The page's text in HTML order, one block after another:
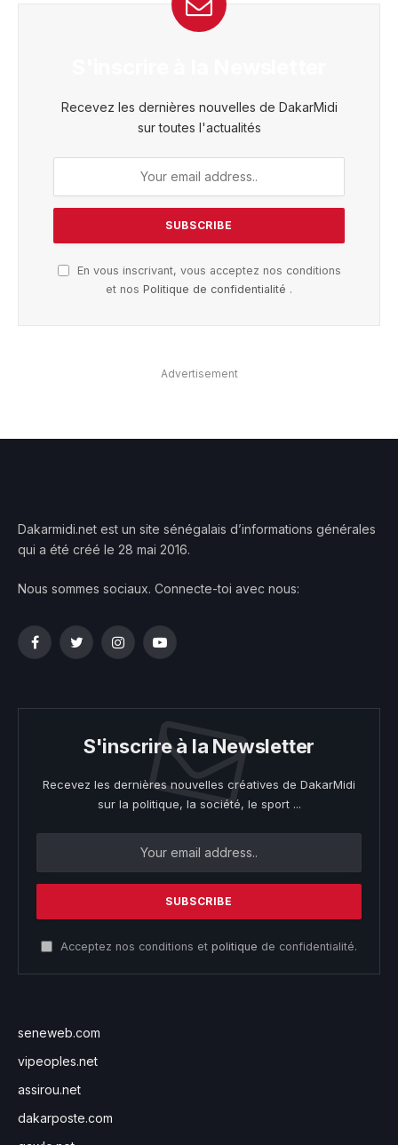
Recevez les dernières nouvelles de DakarMidi
sur toutes l'actualités
En vous inscrivant, vous acceptez nos conditions
et nos Politique de confidentialité .
Advertisement
Dakarmidi.net est un site sénégalais d’informations générales
qui a été créé le 28 mai 2016.
Nous sommes sociaux. Connecte-toi avec nous:
FacebookTwitterInstagramYouTube
S'inscrire à la Newsletter
Recevez les dernières nouvelles créatives de DakarMidi
sur la politique, la société, le sport ...
Acceptez nos conditions et politique de confidentialité.
seneweb.com
vipeoples.net
assirou.net
dakarposte.com